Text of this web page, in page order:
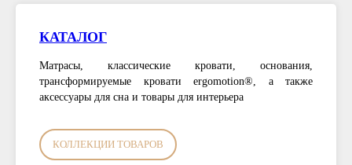
КАТАЛОГ
Матрасы, классические кровати, основания,
трансформируемые кровати ergomotion®, а также
аксессуары для сна и товары для интерьера
КОЛЛЕКЦИИ ТОВАРОВ